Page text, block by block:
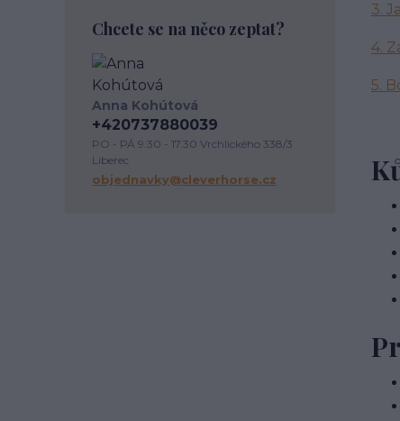
dezinfekce stájí
závody
podpora útulkům
koňoběh
virtuální závod
seznam
recept
výživa koně
krmení koní
veterinární péče o koně
úvaha
kokosový olej
proč
komunikace energie
Chcete se na něco zeptat?
Anna Kohútová
+420737880039
PO - PÁ 9.30 - 17.30 Vrchlického 338/3
Liberec
objednavky@cleverhorse.cz
3.
4.
5.